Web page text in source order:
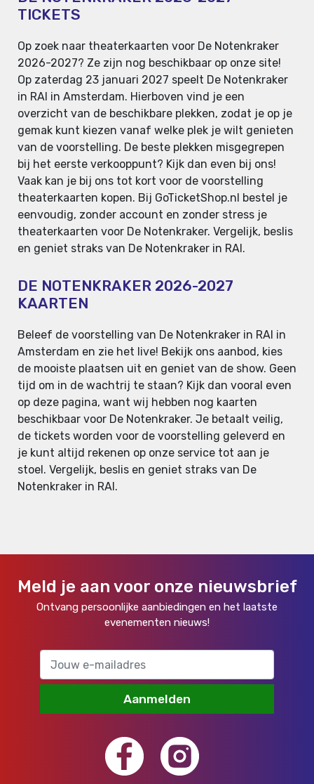
TICKETS
Op zoek naar theaterkaarten voor De Notenkraker
2026-2027? Ze zijn nog beschikbaar op onze site!
Op zaterdag 23 januari 2027 speelt De Notenkraker
in RAI in Amsterdam. Hierboven vind je een
overzicht van de beschikbare plekken, zodat je op je
gemak kunt kiezen vanaf welke plek je wilt genieten
van de voorstelling. De beste plekken misgegrepen
bij het eerste verkooppunt? Kijk dan even bij ons!
Vaak kan je bij ons tot kort voor de voorstelling
theaterkaarten kopen. Bij GoTicketShop.nl bestel je
eenvoudig, zonder account en zonder stress je
theaterkaarten voor De Notenkraker. Vergelijk, beslis
en geniet straks van De Notenkraker in RAI.
DE NOTENKRAKER 2026-2027
KAARTEN
Beleef de voorstelling van De Notenkraker in RAI in
Amsterdam en zie het live! Bekijk ons aanbod, kies
de mooiste plaatsen uit en geniet van de show. Geen
tijd om in de wachtrij te staan? Kijk dan vooral even
op deze pagina, want wij hebben nog kaarten
beschikbaar voor De Notenkraker. Je betaalt veilig,
de tickets worden voor de voorstelling geleverd en
je kunt altijd rekenen op onze service tot aan je
stoel. Vergelijk, beslis en geniet straks van De
Notenkraker in RAI.
Meld je aan voor onze nieuwsbrief
Ontvang persoonlijke aanbiedingen en het laatste
evenementen nieuws!
Aanmelden